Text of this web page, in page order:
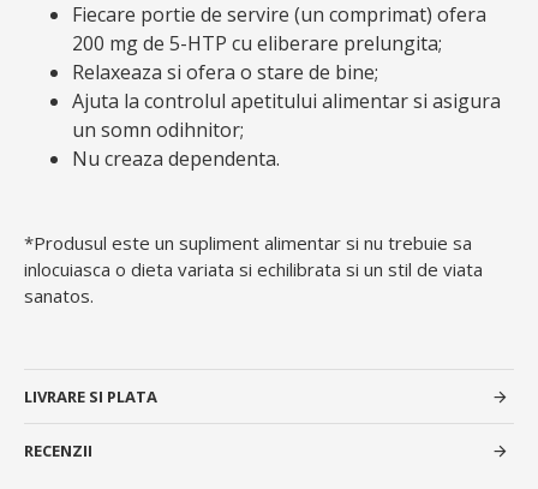
Fiecare portie de servire (un comprimat) ofera
200 mg de 5-HTP cu eliberare prelungita;
Relaxeaza si ofera o stare de bine;
Ajuta la controlul apetitului alimentar si asigura
un somn odihnitor;
Nu creaza dependenta.
*Produsul este un supliment alimentar si nu trebuie sa
inlocuiasca o dieta variata si echilibrata si un stil de viata
sanatos.
LIVRARE SI PLATA
RECENZII